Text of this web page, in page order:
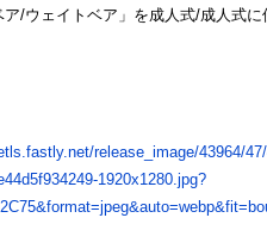
/ウェイトベア」を成人式/成人式
release_image/43964/
1920x1280.jpg?